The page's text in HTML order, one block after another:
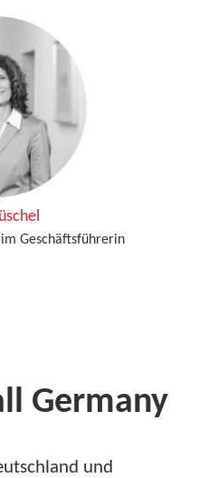
Geschäftsführerin
Germany
und